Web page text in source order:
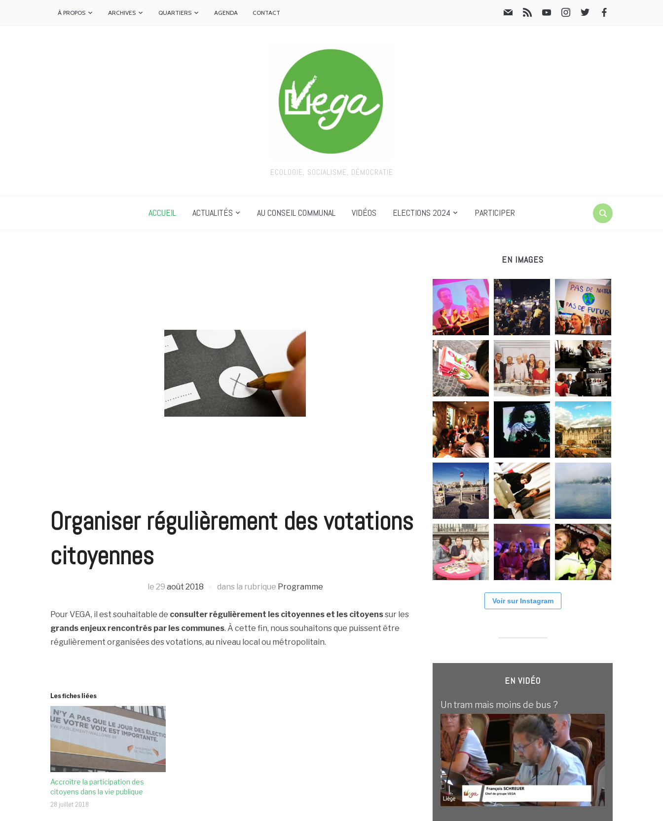
À PROPOS ARCHIVES QUARTIERS AGENDA CONTACT
ECOLOGIE, SOCIALISME, DÉMOCRATIE
ACCUEIL ACTUALITÉS AU CONSEIL COMMUNAL VIDÉOS ELECTIONS 2024 PARTICIPER
Organiser régulièrement des votations
citoyennes
le 29 août 2018 dans la rubrique Programme
Pour VEGA, il est souhaitable de consulter régulièrement les citoyennes et les citoyenssur les
grands enjeux rencontrés par les communes. À cette fin, nous souhaitons que puissent être
régulièrement organisées des votations, au niveau local ou métropolitain.
Les fiches liées
Accroître la participation des
citoyens dans la vie publique
28 juillet 2018
EN IMAGES
Voir sur Instagram
EN VIDÉO
Un tram mais moins de bus ?